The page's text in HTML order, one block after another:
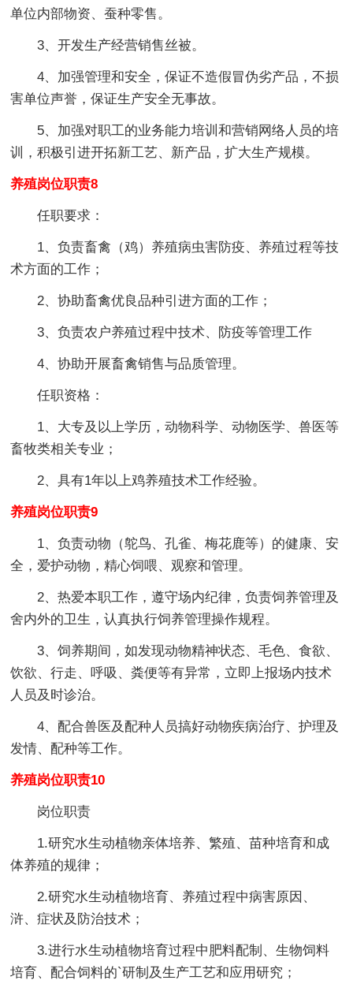
单位内部物资、蚕种零售。
3、开发生产经营销售丝被。
4、加强管理和安全，保证不造假冒伪劣产品，不损
害单位声誉，保证生产安全无事故。
5、加强对职工的业务能力培训和营销网络人员的培
训，积极引进开拓新工艺、新产品，扩大生产规模。
养殖岗位职责8
任职要求：
1、负责畜禽（鸡）养殖病虫害防疫、养殖过程等技
术方面的工作；
2、协助畜禽优良品种引进方面的工作；
3、负责农户养殖过程中技术、防疫等管理工作
4、协助开展畜禽销售与品质管理。
任职资格：
1、大专及以上学历，动物科学、动物医学、兽医等
畜牧类相关专业；
2、具有1年以上鸡养殖技术工作经验。
养殖岗位职责9
1、负责动物（鸵鸟、孔雀、梅花鹿等）的健康、安
全，爱护动物，精心饲喂、观察和管理。
2、热爱本职工作，遵守场内纪律，负责饲养管理及
舍内外的卫生，认真执行饲养管理操作规程。
3、饲养期间，如发现动物精神状态、毛色、食欲、
饮欲、行走、呼吸、粪便等有异常，立即上报场内技术
人员及时诊治。
4、配合兽医及配种人员搞好动物疾病治疗、护理及
发情、配种等工作。
养殖岗位职责10
岗位职责
1.研究水生动植物亲体培养、繁殖、苗种培育和成
体养殖的规律；
2.研究水生动植物培育、养殖过程中病害原因、
浒、症状及防治技术；
3.进行水生动植物培育过程中肥料配制、生物饲料
培育、配合饲料的`研制及生产工艺和应用研究；